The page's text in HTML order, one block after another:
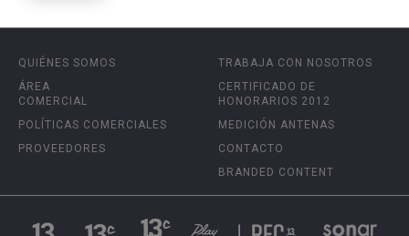
QUIÉNES SOMOS
ÁREA
COMERCIAL
POLÍTICAS COMERCIALES
PROVEEDORES
TRABAJA CON NOSOTROS
CERTIFICADO DE
HONORARIOS 2012
MEDICIÓN ANTENAS
CONTACTO
BRANDED CONTENT